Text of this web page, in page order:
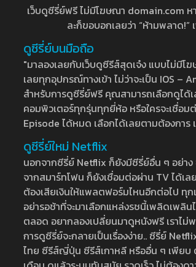
เว็บดูซีรี่ย์ฟรี ไม่มีโฆษณา domain.com
ละก็ขอบอกเลยว่า “ห้ามพลาด
ดูซีรี่ย์บนมือถือ
"มาลองเลยกับเว็บดูซีรีส์สุดเจ๋ง แบบไม่มี
เลยทุกอุปกรณ์ทางเข้า ไม่ว่าจะเป็น IOS
สำหรับการดูซีรี่ย์ฟรี คุณสามารถเลือกดูได้
คอมพิวเตอร์ทุกรุ่นทุกยี่ห้อ หรือใครจะเชื่อ
Episode ได้หมด เลือกได้เลยตามต้องกา
ดูซีรี่ย์ใหม่ Netflix
นอกจากซีรี่ย์ Netflix ก็ยังมีซีรี่ย์อื่น ๆ อย่าง
จากสมาร์ทโฟน ก็ยังเชื่อมต่อผ่าน TV ได้เ
ต้องเสียเงินให้แพลตฟอร์มไหนอีกต่อไป ทุก
อย่ารอช้าที่จะมาเลือกแหล่งรชนี้เพลิดเพลิ
ตลอด อยากลองเปลี่ยนมาดูหนังฟรี เราไม่
การดูซีรี่ย์จะกลายเป็นเรื่องง่าย.. ซีรี่ย์
ไทย ซีรีส์ญี่ปุ่น ซีรีส์เกาหลี หรืออื่น ๆ เพียบ